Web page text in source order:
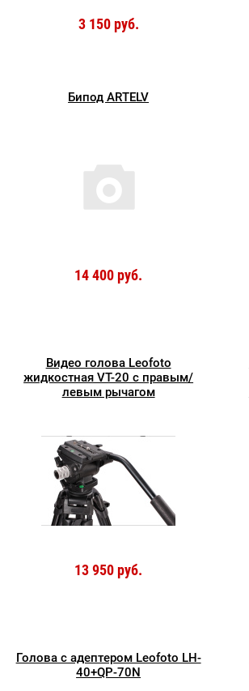
3 150 руб.
Бипод ARTELV
14 400 руб.
Видео голова Leofoto
жидкостная VT-20 с правым/
левым рычагом
13 950 руб.
Голова с адептером Leofoto LH-
40+QP-70N